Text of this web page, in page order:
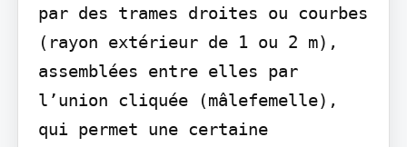
par des trames droites ou courbes
(rayon extérieur de 1 ou 2 m),
assemblées entre elles par
l’union cliquée (mâlefemelle),
qui permet une certaine